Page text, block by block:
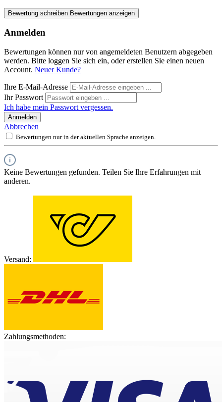
Bewertung schreiben Bewertungen anzeigen
Anmelden
Bewertungen können nur von angemeldeten Benutzern abgegeben
werden. Bitte loggen Sie sich ein, oder erstellen Sie einen neuen
Account. Neuer Kunde?
Ihre E-Mail-Adresse
Ihr Passwort
Ich habe mein Passwort vergessen.
Anmelden
Abbrechen
Bewertungen nur in der aktuellen Sprache anzeigen.
Keine Bewertungen gefunden. Teilen Sie Ihre Erfahrungen mit
anderen.
Versand:
Zahlungsmethoden: